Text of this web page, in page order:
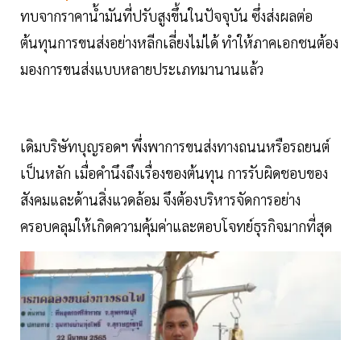
ทบจากราคาน้ำมันที่ปรับสูงขึ้นในปัจจุบัน ซึ่งส่งผลต่อ
ต้นทุนการขนส่งอย่างหลีกเลี่ยงไม่ได้ ทำให้ภาคเอกชนต้อง
มองการขนส่งแบบหลายประเภทมานานแล้ว
เดิมบริษัทบุญรอดฯ พึ่งพาการขนส่งทางถนนหรือรถยนต์
เป็นหลัก เมื่อคำนึงถึงเรื่องของต้นทุน การรับผิดชอบของ
สังคมและด้านสิ่งแวดล้อม จึงต้องบริหารจัดการอย่าง
ครอบคลุมให้เกิดความคุ้มค่าและตอบโจทย์ธุรกิจมากที่สุด